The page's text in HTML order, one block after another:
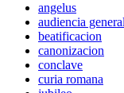
angelus
audiencia general
beatificacion
canonizacion
conclave
curia romana